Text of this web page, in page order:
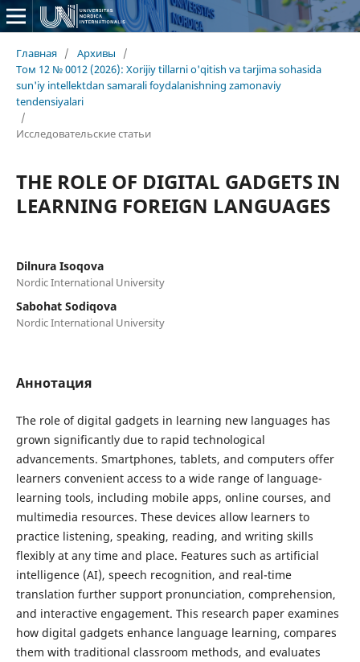
Главная / Архивы
/
Том 12 № 0012 (2026): Xorijiy tillarni o'qitish va tarjima sohasida
sun'iy intellektdan samarali foydalanishning zamonaviy
tendensiyalari
/
Исследовательские статьи
THE ROLE OF DIGITAL GADGETS IN
LEARNING FOREIGN LANGUAGES
Dilnura Isoqova
Nordic International University
Sabohat Sodiqova
Nordic International University
Аннотация
The role of digital gadgets in learning new languages has
grown significantly due to rapid technological
advancements. Smartphones, tablets, and computers offer
learners convenient access to a wide range of language-
learning tools, including mobile apps, online courses, and
multimedia resources. These devices allow learners to
practice listening, speaking, reading, and writing skills
flexibly at any time and place. Features such as artificial
intelligence (AI), speech recognition, and real-time
translation further support pronunciation, comprehension,
and interactive engagement. This research paper examines
how digital gadgets enhance language learning, compares
them with traditional classroom methods, and evaluates